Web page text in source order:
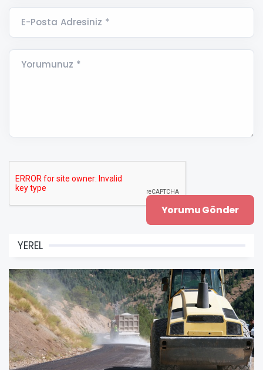
E-Posta Adresiniz *
Yorumunuz *
YEREL